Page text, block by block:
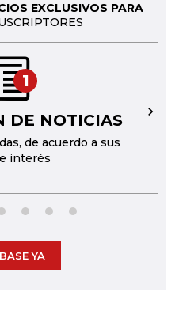
EXCLUSIVOS PARA
1
DE NOTICIAS
de acuerdo a sus
interés
→
YA